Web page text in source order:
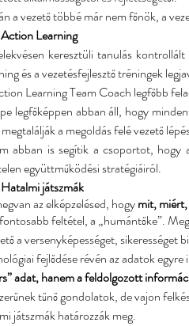
a vezető többé már nem főnök, a
Action Learning
keresztüli tanulás
és a vezetésfejlesztő tréningek
Learning Team Coach legfőbb
legfőképpen abban áll, hogy
a megoldás felé vezető
abban is segítik a csoportot, hogy
együttműködési stratégiáiról.
Hatalmi játszmák
az elképzelésed, hogy mit, miért,
feltétel, a „humántőke”.
a versenyképességet, sikerességet
fejlődése révén az adatok
adat, hanem a feldolgozott
tűnő gondolatok, de vajon
játszmák határozzák meg.